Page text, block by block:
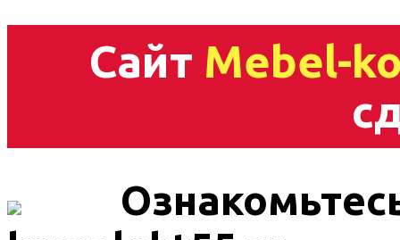
Сайт Mebel-